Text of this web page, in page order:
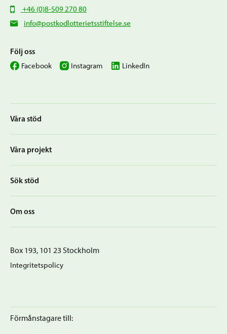
Våra stöd
Våra projekt
Sök stöd
Om oss
+46 (0)8-509 270 80
info@postkodlotterietsstiftelse.se
Följ oss
Facebook Instagram LinkedIn
Förmånstagare till:
Box 193, 101 23 Stockholm
Integritetspolicy